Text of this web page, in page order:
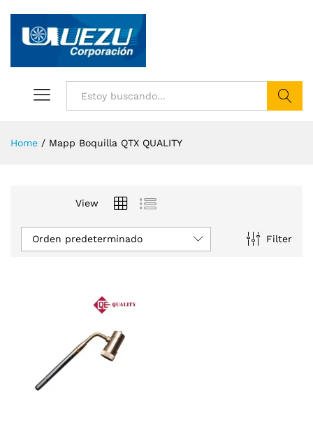
Home / Mapp Boquilla QTX QUALITY
View
Filter
Orden predeterminado